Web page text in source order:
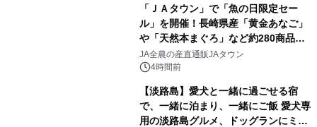
「ＪＡタウン」で「魚の日限定セー
ル」を開催！長崎県産「黄金あなご」
や「天然本まぐろ」など約280商品を
販売！～毎月１０日の定例企画～
JA全農の産直通販JAタウン
4時間前
【淡路島】愛犬と一緒に過ごせる宿
で、一緒に泊まり、一緒にご飯 愛犬専
用の淡路島グルメ、ドッグランにミニ